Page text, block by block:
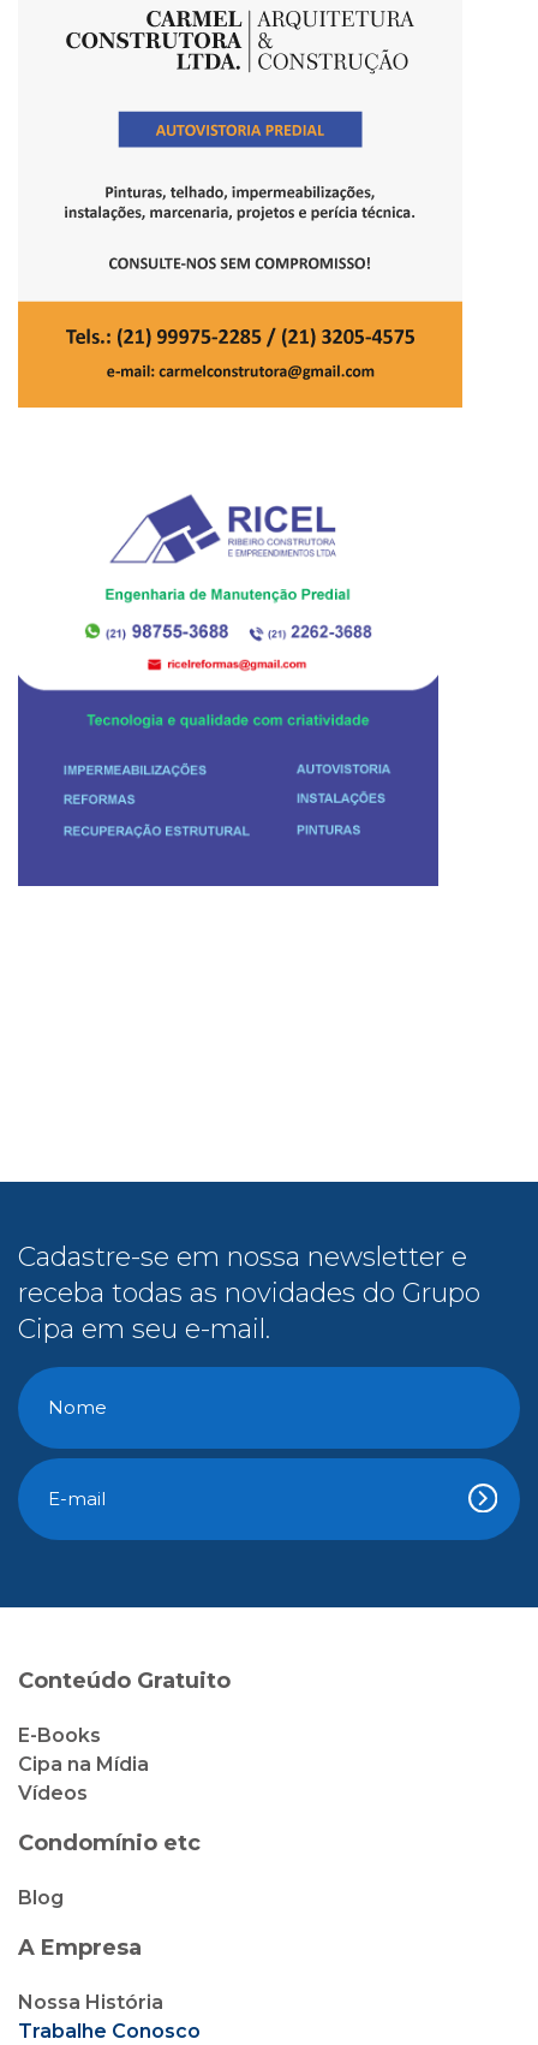
Cadastre-se em nossa newsletter e
receba todas as novidades do Grupo
Cipa em seu e-mail.
Conteúdo Gratuito
E-Books
Cipa na Mídia
Vídeos
Condomínio etc
Blog
A Empresa
Nossa História
Trabalhe Conosco